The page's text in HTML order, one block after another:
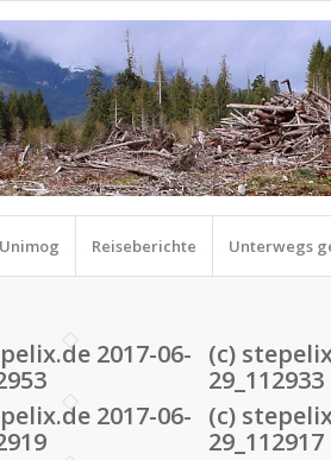
Reiseberichte Unterwegs
2017-06- (c)
29_112933
2017-06- (c)
29_112917